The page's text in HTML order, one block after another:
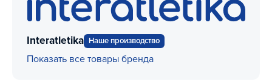
Interatletika Наше производство
Показать все товары бренда